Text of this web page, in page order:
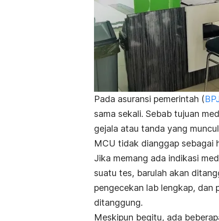
Pada asuransi pemerintah (
sama sekali. Sebab tujuan
gejala atau tanda yang
MCU tidak dianggap sebagai
Jika memang ada indikasi
suatu tes, barulah akan
pengecekan lab lengkap, dan
ditanggung.
Meskipun begitu, ada